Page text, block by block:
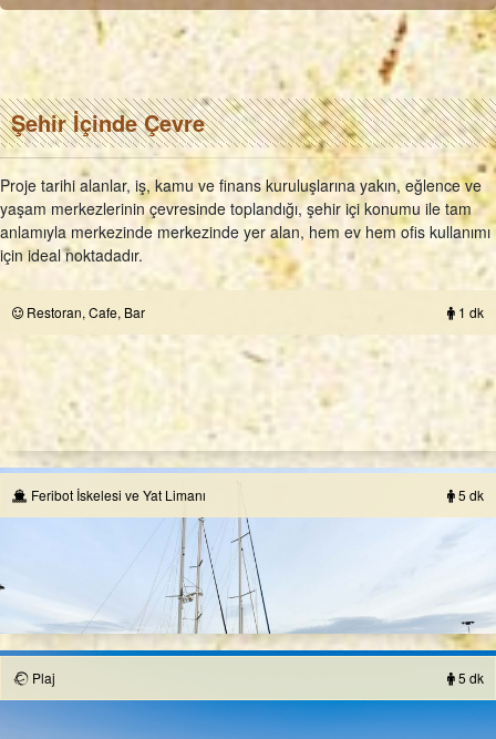
Şehir İçinde Çevre
Proje tarihi alanlar, iş, kamu ve finans kuruluşlarına yakın, eğlence ve
yaşam merkezlerinin çevresinde toplandığı, şehir içi konumu ile tam
anlamıyla merkezinde merkezinde yer alan, hem ev hem ofis kullanımı
için ideal noktadadır.
Restoran, Cafe, Bar 1 dk
Feribot İskelesi ve Yat Limanı 5 dk
Plaj 5 dk